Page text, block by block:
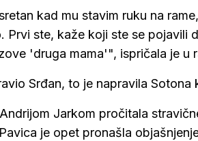
kad mu stavim ruku na
Prvi ste, kaže koji ste se pojavili
'druga mama'", ispričala je u
Srđan, to je napravila Sotona
Jarkom pročitala
je opet pronašla